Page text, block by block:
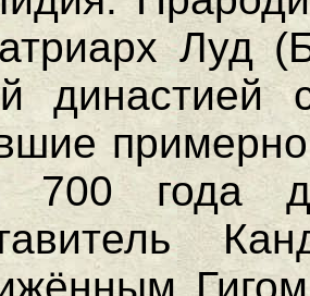
Луд
династией
700 года